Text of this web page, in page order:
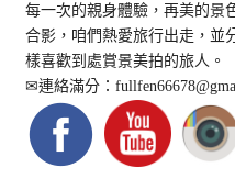
每一次的親身體驗，再美的景
合影，咱們熱愛旅行出走，並
樣喜歡到處賞景美拍的旅人。
✉連絡滿分：